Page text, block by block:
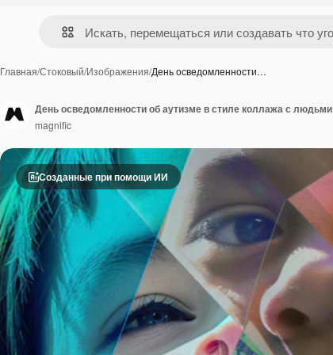
Главная/Стоковый/Изображения/День осведомленности…
Созданные при помощи ИИ
День осведомленности об аутизме в стиле коллажа с людьми
magnific